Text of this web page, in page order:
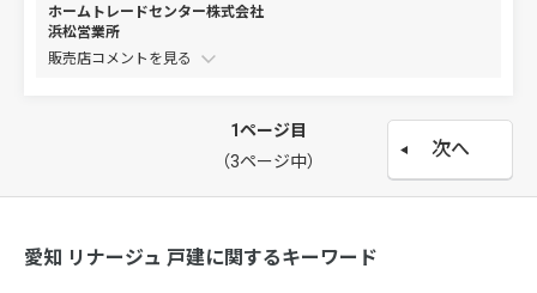
ホームトレードセンター株式会社
浜松営業所
販売店コメントを
1ページ目
（3ページ中）
次へ
愛知 リナージュ 戸建に関するキーワード